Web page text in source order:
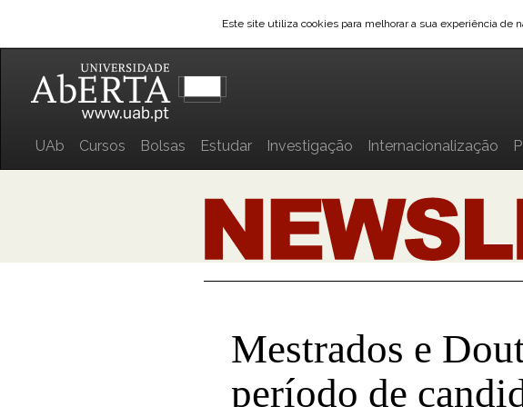
Este site utiliza cookies para melhorar a sua experiência de
UAb Cursos Bolsas Estudar Investigação Internacionalização
Mestrados e
período de